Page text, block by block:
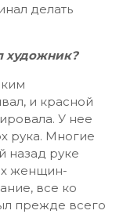
делать
художник?
и красной
У нее
рука. Многие
назад руке
женщин-
все ко
прежде всего